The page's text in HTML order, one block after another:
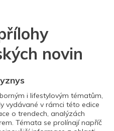
novin
i lifestylovým tématům,
vydávané v rámci této edice
o trendech, analýzách
Témata se prolínají napříč